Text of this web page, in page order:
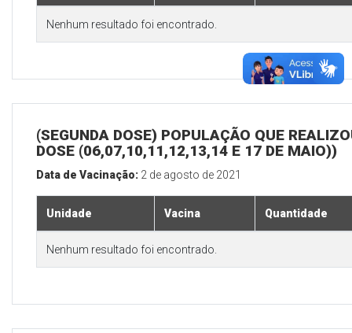
Nenhum resultado foi encontrado.
(SEGUNDA DOSE) POPULAÇÃO QUE
DOSE (06,07,10,11,12,13,14 E 17 DE MAIO))
Data de Vacinação: 2 de agosto de 2021
Unidade Vacina Quantidade
Nenhum resultado foi encontrado.